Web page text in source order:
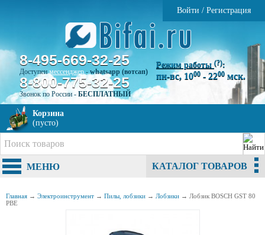
Войти / Регистрация
8-495-669-32-25
Доступенмессенджер-whatsapp (вотсап)
8-800-775-32-25
Звонок по России - БЕСПЛАТНЫЙ
Режим работы (?):
пн-вс, 1000 - 2200 мск.
Корзина
(пусто)
МЕНЮ КАТАЛОГ ТОВАРОВ
Главная → Электроинструмент → Пилы, лобзики → Лобзики → Лобзик BOSCH GST 80
PBE